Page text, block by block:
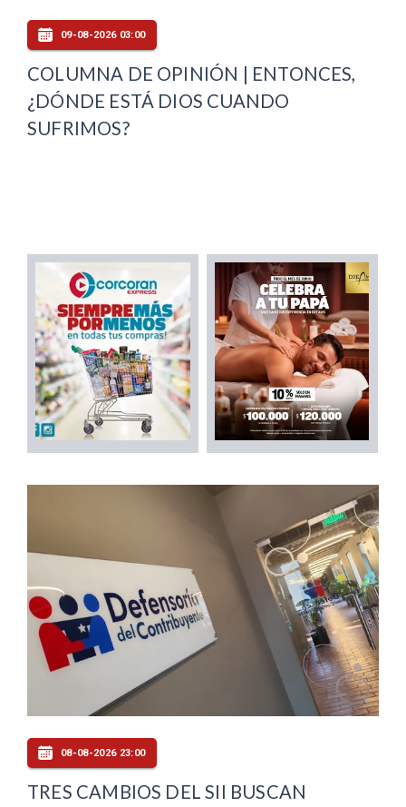
09-08-2026 03:00
COLUMNA DE OPINIÓN | ENTONCES,
¿DÓNDE ESTÁ DIOS CUANDO
SUFRIMOS?
08-08-2026 23:00
TRES CAMBIOS DEL SII BUSCAN